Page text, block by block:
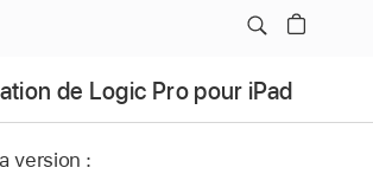
de Logic Pro pour iPad
version :